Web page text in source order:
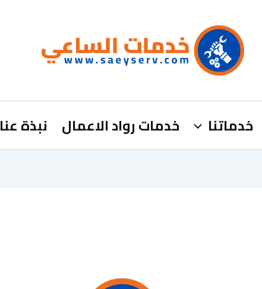
خدماتنا خدمات رواد الاعمال نبذة عنا